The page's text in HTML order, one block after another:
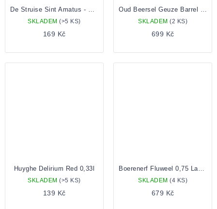
SKLADEM(>5 KS)
169 Kč
SKLADEM (2 KS)
699 Kč
Huyghe Delirium Red 0,33l
SKLADEM(>5 KS)
139 Kč
SKLADEM (4 KS)
679 Kč